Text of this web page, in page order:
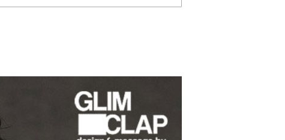
『チェン
GLIMCLAP 2026 秋冬